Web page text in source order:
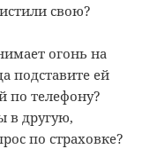
свою?
огонь на
подставите ей
по телефону?
в другую,
по страховке?